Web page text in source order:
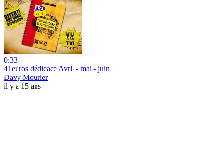
0:33
41euros dédicace Avril - mai - juin
Davy Mourier
il y a 15 ans